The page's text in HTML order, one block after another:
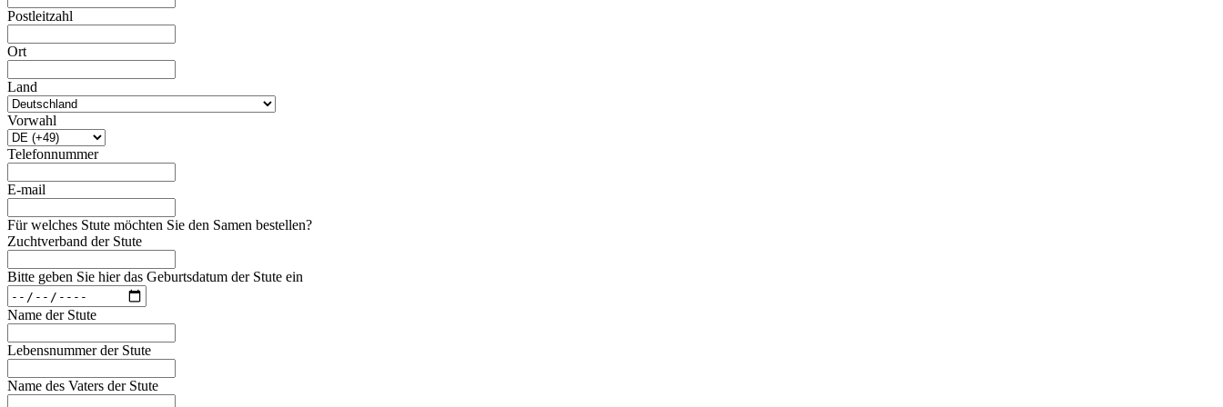
Postleitzahl
Ort
Land
Vorwahl
Telefonnummer
E-mail
Für welches Stute möchten Sie den Samen bestellen?
Zuchtverband der Stute
Bitte geben Sie hier das Geburtsdatum der Stute ein
Name der Stute
Lebensnummer der Stute
Name des Vaters der Stute